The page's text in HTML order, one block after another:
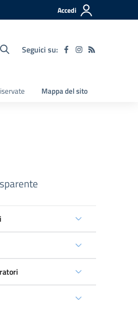
Accedi
Seguici su:
Mappa del sito